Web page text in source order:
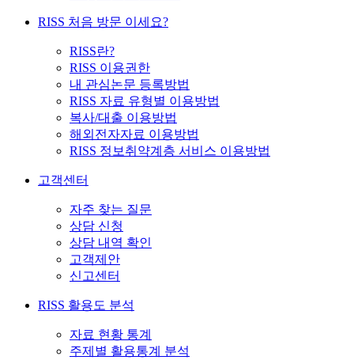
RISS 처음 방문 이세요?
RISS란?
RISS 이용권한
내 관심논문 등록방법
RISS 자료 유형별 이용방법
복사/대출 이용방법
해외전자자료 이용방법
RISS 정보취약계층 서비스 이용방법
고객센터
자주 찾는 질문
상담 신청
상담 내역 확인
고객제안
신고센터
RISS 활용도 분석
자료 현황 통계
주제별 활용통계 분석